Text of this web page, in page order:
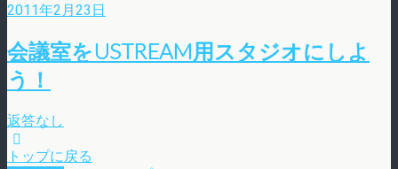
2011年2月23日
会議室をUSTREAM用スタジオにしよ
う！
返答なし
トップに戻る